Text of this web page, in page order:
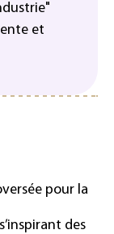
et
pour la
des